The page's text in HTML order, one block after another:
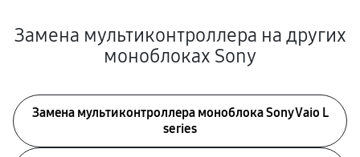
Замена мультиконтроллера на других
моноблоках Sony
Замена мультиконтроллера моноблока Sony Vaio L
series